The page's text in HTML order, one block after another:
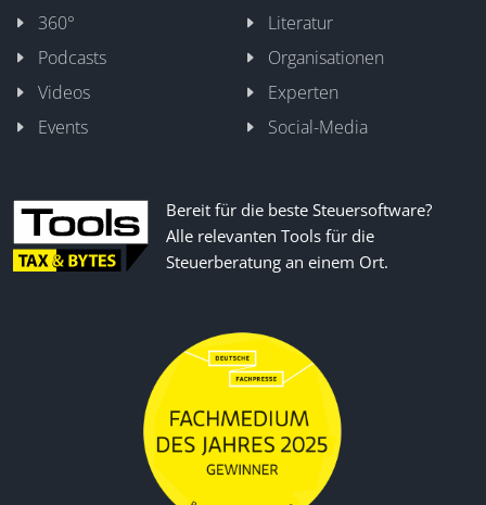
360°
Literatur
Podcasts
Organisationen
Videos
Experten
Events
Social-Media
Bereit für die beste Steuersoftware?
Alle relevanten Tools für die
Steuerberatung an einem Ort.